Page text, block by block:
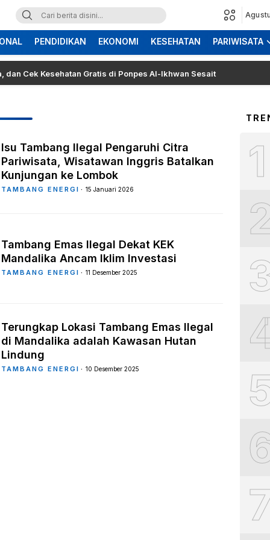
PENDIDIKAN EKONOMI KESEHATAN PARIWISATA
Kesehatan Gratis di Ponpes Al-Ikhwan Sesait
Isu Tambang Ilegal Pengaruhi Citra
Pariwisata, Wisatawan Inggris Batalkan
Kunjungan ke Lombok
TAMBANG ENERGI 15 Januari 2026
Tambang Emas Ilegal Dekat KEK
Mandalika Ancam Iklim Investasi
TAMBANG ENERGI 11 Desember 2025
Terungkap Lokasi Tambang Emas Ilegal
di Mandalika adalah Kawasan Hutan
Lindung
TAMBANG ENERGI 10 Desember 2025
1